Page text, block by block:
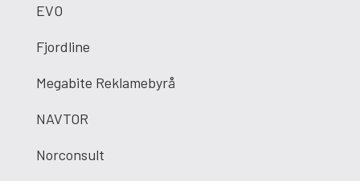
EVO
Fjordline
Megabite Reklamebyrå
NAVTOR
Norconsult